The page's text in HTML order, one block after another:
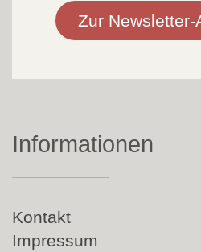
Zur Newsletter-
Informationen
Navigation
überspringen
Kontakt
Impressum